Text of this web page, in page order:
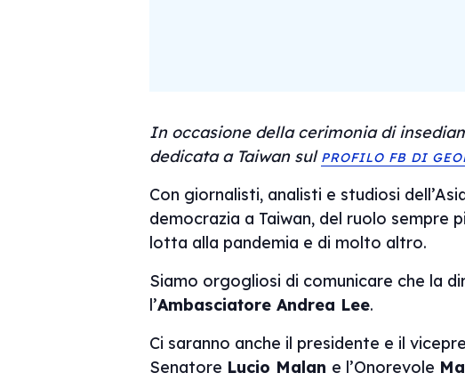
In occasione della cerimonia di
dedicata a Taiwan sul PROFILO FB DI
Con giornalisti, analisti e studiosi
democrazia a Taiwan, del ruolo sempre
lotta alla pandemia e di molto altro.
Siamo orgogliosi di comunicare che la
l’Ambasciatore Andrea Lee.
Ci saranno anche il presidente e il
Senatore Lucio Malan e l’Onorevole